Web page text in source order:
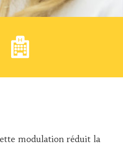
modulation réduit la